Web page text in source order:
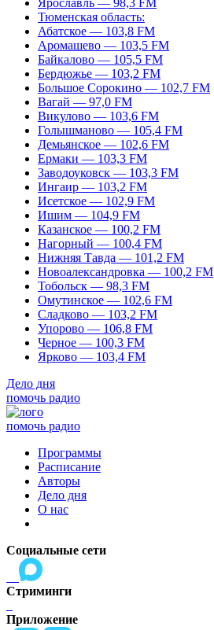
Ярославль — 98,3 FM
Тюменская область:
Абатское — 103,8 FM
Аромашево — 103,5 FM
Байкалово — 105,5 FM
Бердюжье — 103,2 FM
Большое Сорокино — 102,7 FM
Вагай — 97,0 FM
Викулово — 103,6 FM
Голышманово — 105,4 FM
Демьянское — 102,6 FM
Ермаки — 103,3 FM
Заводоуковск — 103,3 FM
Ингаир — 103,2 FM
Исетское — 102,9 FM
Ишим — 104,9 FM
Казанское — 100,2 FM
Нагорный — 100,4 FM
Нижняя Тавда — 101,2 FM
Новоалександровка — 100,2 FM
Тобольск — 98,3 FM
Омутинское — 102,6 FM
Сладково — 103,2 FM
Упорово — 106,8 FM
Черное — 100,3 FM
Ярково — 103,4 FM
Дело дня
помочь радио
помочь радио
Программы
Расписание
Авторы
Дело дня
О нас
Социальные сети
Стриминги
Приложение